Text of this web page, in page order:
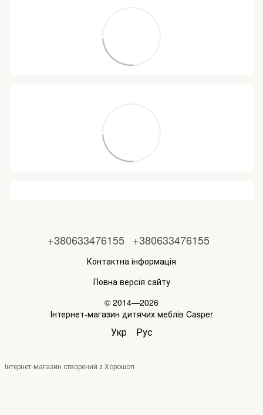
+380633476155 +380633476155
Контактна інформація
Повна версія сайту
© 2014—2026
Інтернет-магазин дитячих меблів Casper
Укр Рус
Інтернет-магазин створений з Хорошоп